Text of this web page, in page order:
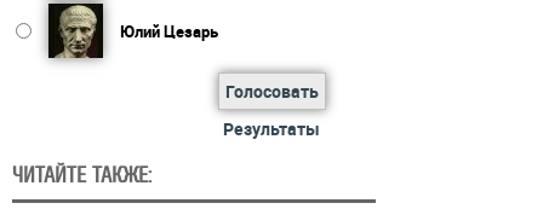
Юлий Цезарь
Голосовать
Результаты
ЧИТАЙТЕ ТАКЖЕ: